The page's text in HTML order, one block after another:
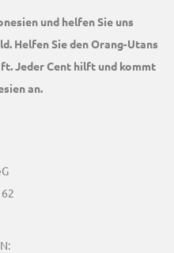
und helfen Sie uns
Helfen Sie den Orang-Utans
Jeder Cent hilft und kommt
an.